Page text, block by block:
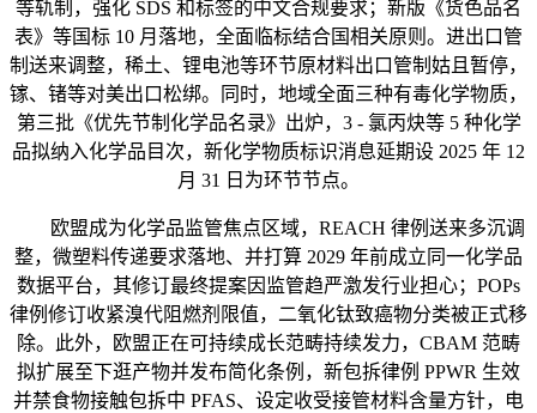
等轨制，强化 SDS 和标签的中文合规要求；新版《货色品名
表》等国标 10 月落地，全面临标结合国相关原则。进出口管
制送来调整，稀土、锂电池等环节原材料出口管制姑且暂停，
镓、锗等对美出口松绑。同时，地域全面三种有毒化学物质，
第三批《优先节制化学品名录》出炉，3 - 氯丙炔等 5 种化学
品拟纳入化学品目次，新化学物质标识消息延期设 2025 年 12
月 31 日为环节节点。
欧盟成为化学品监管焦点区域，REACH 律例送来多沉调
整，微塑料传递要求落地、并打算 2029 年前成立同一化学品
数据平台，其修订最终提案因监管趋严激发行业担心；POPs
律例修订收紧溴代阻燃剂限值，二氧化钛致癌物分类被正式移
除。此外，欧盟正在可持续成长范畴持续发力，CBAM 范畴
拟扩展至下逛产物并发布简化条例，新包拆律例 PPWR 生效
并禁食物接触包拆中 PFAS、设定收受接管材料含量方针，电